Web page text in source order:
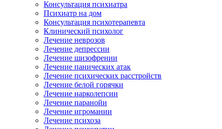
Консультация психиатра
Психиатр на дом
Консультация психотерапевта
Клинический психолог
Лечение неврозов
Лечение депрессии
Лечение шизофрении
Лечение панических атак
Лечение психических расстройств
Лечение белой горячки
Лечение нарколепсии
Лечение паранойи
Лечение игромании
Лечение психоза